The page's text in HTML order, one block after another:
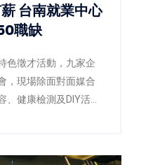
心
職缺
色徵才活動，九家企
，現場除面對面媒合
、健康檢測及DIY活